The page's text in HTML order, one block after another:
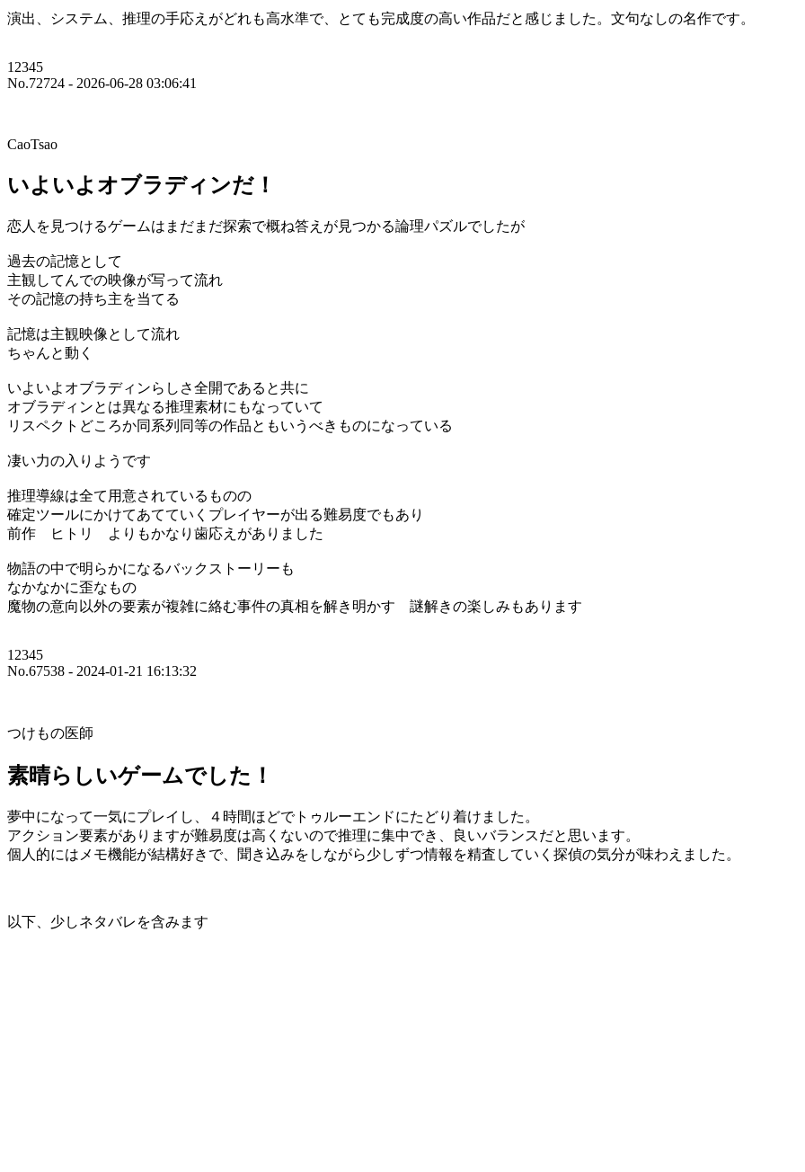
演出、システム、推理の手応えがどれも高水準で、とても完成度の高い作品だと感じました。文句なしの名作です。
12345
No.72724 - 2026-06-28 03:06:41
CaoTsao
いよいよオブラディンだ！
恋人を見つけるゲームはまだまだ探索で概ね答えが見つかる論理パズルでしたが
過去の記憶として
主観してんでの映像が写って流れ
その記憶の持ち主を当てる
記憶は主観映像として流れ
ちゃんと動く
いよいよオブラディンらしさ全開であると共に
オブラディンとは異なる推理素材にもなっていて
リスペクトどころか同系列同等の作品ともいうべきものになっている
凄い力の入りようです
推理導線は全て用意されているものの
確定ツールにかけてあてていくプレイヤーが出る難易度でもあり
前作 ヒトリ よりもかなり歯応えがありました
物語の中で明らかになるバックストーリーも
なかなかに歪なもの
魔物の意向以外の要素が複雑に絡む事件の真相を解き明かす 謎解きの楽しみもあります
12345
No.67538 - 2024-01-21 16:13:32
つけもの医師
素晴らしいゲームでした！
夢中になって一気にプレイし、４時間ほどでトゥルーエンドにたどり着けました。
アクション要素がありますが難易度は高くないので推理に集中でき、良いバランスだと思います。
個人的にはメモ機能が結構好きで、聞き込みをしながら少しずつ情報を精査していく探偵の気分が味わえました。
以下、少しネタバレを含みます